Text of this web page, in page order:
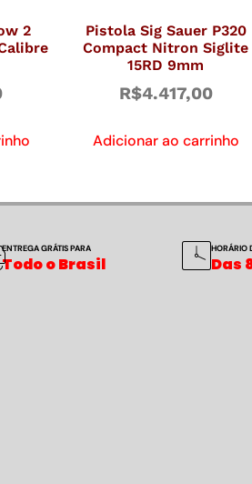
2
Pistola Sig Sauer P320
Compact Nitron Siglite
15RD 9mm
R$4.417,00
Adicionar ao carrinho
ENTREGA GRÁTIS PARA
Todo o Brasil
HORÁRIO
Das